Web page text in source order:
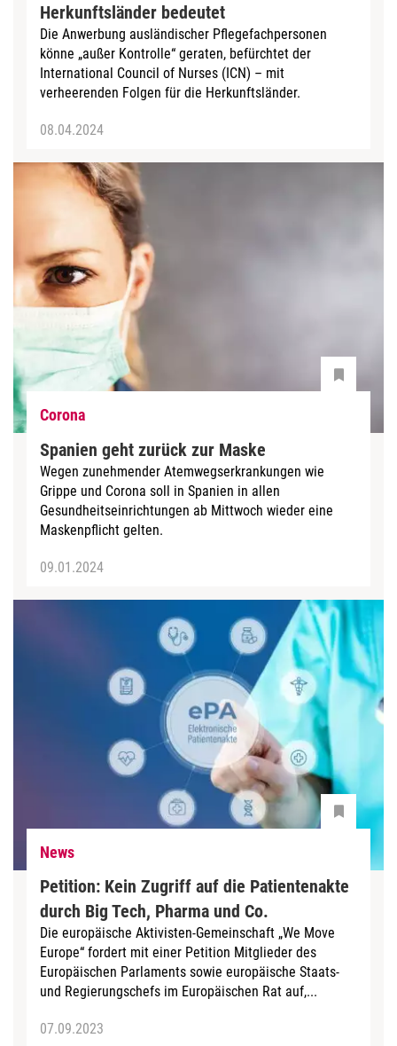
Herkunftsländer bedeutet
Die Anwerbung ausländischer Pflegefachpersonen
könne „außer Kontrolle“ geraten, befürchtet der
International Council of Nurses (ICN) – mit
verheerenden Folgen für die Herkunftsländer.
08.04.2024
Corona
Spanien geht zurück zur Maske
Wegen zunehmender Atemwegserkrankungen wie
Grippe und Corona soll in Spanien in allen
Gesundheitseinrichtungen ab Mittwoch wieder eine
Maskenpflicht gelten.
09.01.2024
News
Petition: Kein Zugriff auf die Patientenakte
durch Big Tech, Pharma und Co.
Die europäische Aktivisten-Gemeinschaft „We Move
Europe“ fordert mit einer Petition Mitglieder des
Europäischen Parlaments sowie europäische Staats-
und Regierungschefs im Europäischen Rat auf,...
07.09.2023